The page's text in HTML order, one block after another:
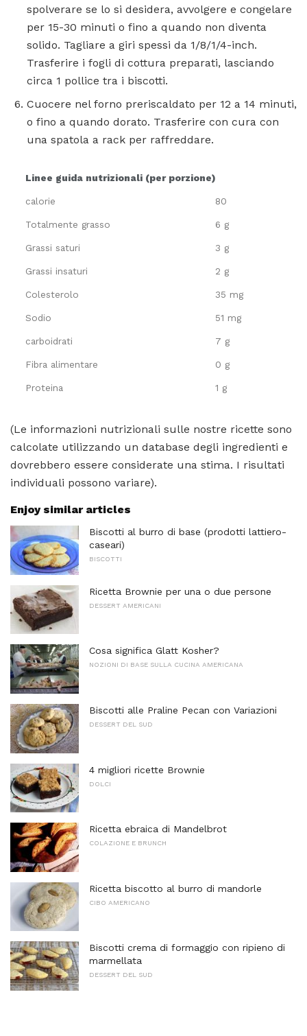
spolverare se lo si desidera, avvolgere e congelare
per 15-30 minuti o fino a quando non diventa
solido. Tagliare a giri spessi da 1/8/1/4-inch.
Trasferire i fogli di cottura preparati, lasciando
circa 1 pollice tra i biscotti.
Cuocere nel forno preriscaldato per 12 a 14 minuti,
o fino a quando dorato. Trasferire con cura con
una spatola a rack per raffreddare.
Linee guida nutrizionali (per porzione)
calorie 80
Totalmente grasso 6 g
Grassi saturi 3 g
Grassi insaturi 2 g
Colesterolo 35 mg
Sodio 51 mg
carboidrati 7 g
Fibra alimentare 0 g
Proteina 1 g
(Le informazioni nutrizionali sulle nostre ricette sono
calcolate utilizzando un database degli ingredienti e
dovrebbero essere considerate una stima. I risultati
individuali possono variare).
Enjoy similar articles
Biscotti al burro di base (prodotti lattiero-
caseari)
BISCOTTI
Ricetta Brownie per una o due persone
DESSERT AMERICANI
Cosa significa Glatt Kosher?
NOZIONI DI BASE SULLA CUCINA AMERICANA
Biscotti alle Praline Pecan con Variazioni
DESSERT DEL SUD
4 migliori ricette Brownie
DOLCI
Ricetta ebraica di Mandelbrot
COLAZIONE E BRUNCH
Ricetta biscotto al burro di mandorle
CIBO AMERICANO
Biscotti crema di formaggio con ripieno di
marmellata
DESSERT DEL SUD